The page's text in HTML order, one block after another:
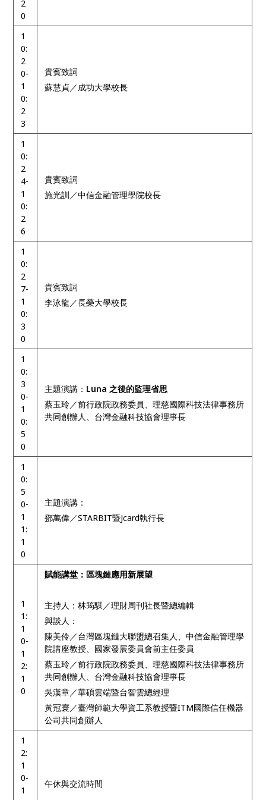
2
0
1
0:
2
0-
1
0:
2
3
貴賓致詞
蘇慧貞／成功大學校長
1
0:
2
4-
1
0:
2
6
貴賓致詞
施光訓／中信金融管理學院校長
1
0:
2
7-
1
0:
3
0
貴賓致詞
李泳龍／長榮大學校長
1
0:
3
0-
1
0:
5
0
主題演講： Luna之後的監理省思
蔡玉玲／前行政院政務委員、理慈國際科技法律事務所
共同創辦人、台灣金融科技協會理事長
1
0:
5
0-
1
1:
1
0
主題演講：
鄧萬偉／STARBIT暨Jcard執行長
1
1:
1
0-
1
2:
1
0
賦能講堂：區塊鏈應用新展望
主持人：林筠騏／理財周刊社長暨總編輯
與談人：
陳美伶／台灣區塊鏈大聯盟總召集人、中信金融管理學
院講座教授、國家發展委員會前主任委員
蔡玉玲／前行政院政務委員、理慈國際科技法律事務所
共同創辦人、台灣金融科技協會理事長
吳漢章／華碩雲端暨台智雲總經理
黃冠寰／臺灣師範大學資工系教授暨ITM國際信任機器
公司共同創辦人
1
2:
1
0-
1
午休與交流時間